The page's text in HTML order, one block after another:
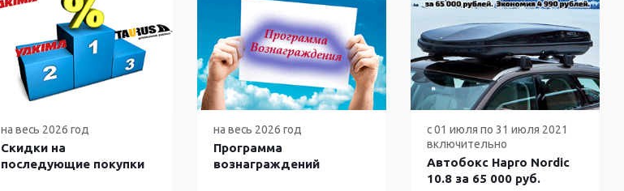
на весь 2026 год
Скидки на
последующие покупки
на весь 2026 год
Программа
вознаграждений
с 01 июля по 31 июля 2021
включительно
Автобокс Hapro Nordic
10.8 за 65 000 руб.